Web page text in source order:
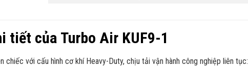
tiết của Turbo Air KUF9-1
chiếc với cấu hình cơ khí Heavy-Duty, chịu tải vận hành công nghiệp liên tục: